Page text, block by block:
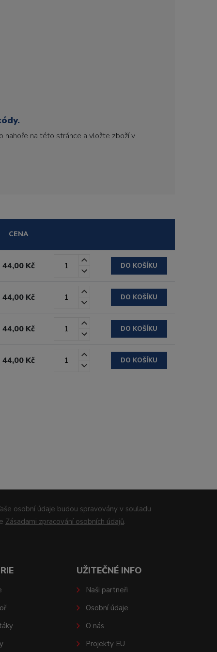
nahoře na této stránce a vložte zboží v
CENA
44,00 Kč DO KOŠÍKU
44,00 Kč DO KOŠÍKU
44,00 Kč DO KOŠÍKU
44,00 Kč DO KOŠÍKU
osobní údaje budou spravovány v souladu
Zásadami zpracování osobních údajů.
UŽITEČNÉ INFO
Naši partneři
Osobní údaje
O nás
Projekty EU